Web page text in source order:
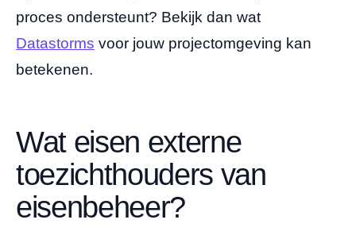
proces ondersteunt? Bekijk dan wat
Datastorms voor jouw projectomgeving kan
betekenen.
Wat eisen externe
toezichthouders van
eisenbeheer?